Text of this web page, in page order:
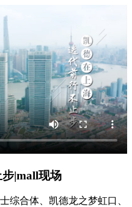
|mall现场
综合体、凯德龙之梦虹口、